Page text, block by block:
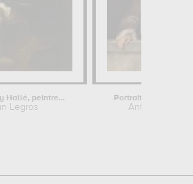
Hallé, peintre...
Legros
Portrait d'un
Antoine